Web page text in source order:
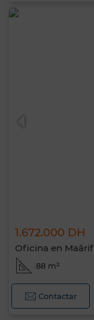
1.672.000 DH
Oficina en
88 m²
Contactar